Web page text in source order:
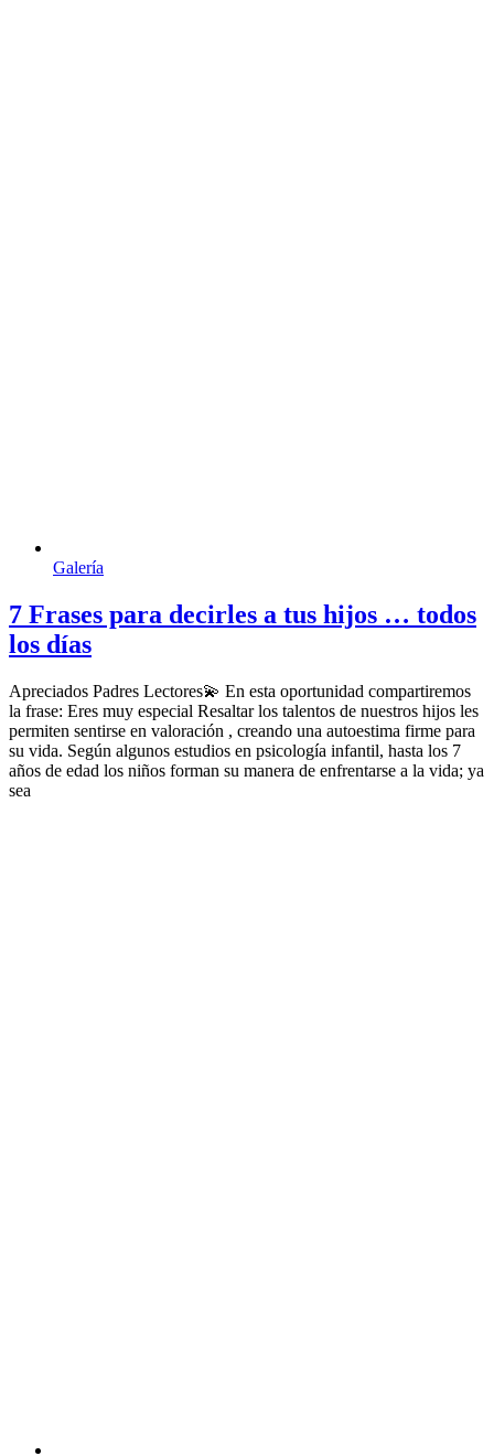
Galería
7 Frases para decirles a tus hijos … todos
los días
Apreciados Padres Lectores💫 En esta oportunidad compartiremos
la frase: Eres muy especial Resaltar los talentos de nuestros hijos les
permiten sentirse en valoración , creando una autoestima firme para
su vida. Según algunos estudios en psicología infantil, hasta los 7
años de edad los niños forman su manera de enfrentarse a la vida; ya
sea